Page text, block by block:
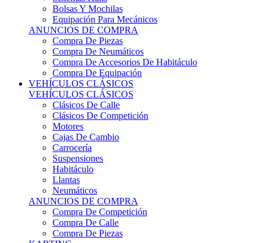
Equipación Para Mecánicos
ANUNCIOS DE COMPRA
Compra De Piezas
Compra De Neumáticos
Compra De Accesorios De Habitáculo
Compra De Equipación
VEHÍCULOS CLÁSICOS
VEHÍCULOS CLÁSICOS
Clásicos De Calle
Clásicos De Competición
Motores
Cajas De Cambio
Carrocería
Suspensiones
Habitáculo
Llantas
Neumáticos
ANUNCIOS DE COMPRA
Compra De Competición
Compra De Calle
Compra De Piezas
KARTING
KARTING